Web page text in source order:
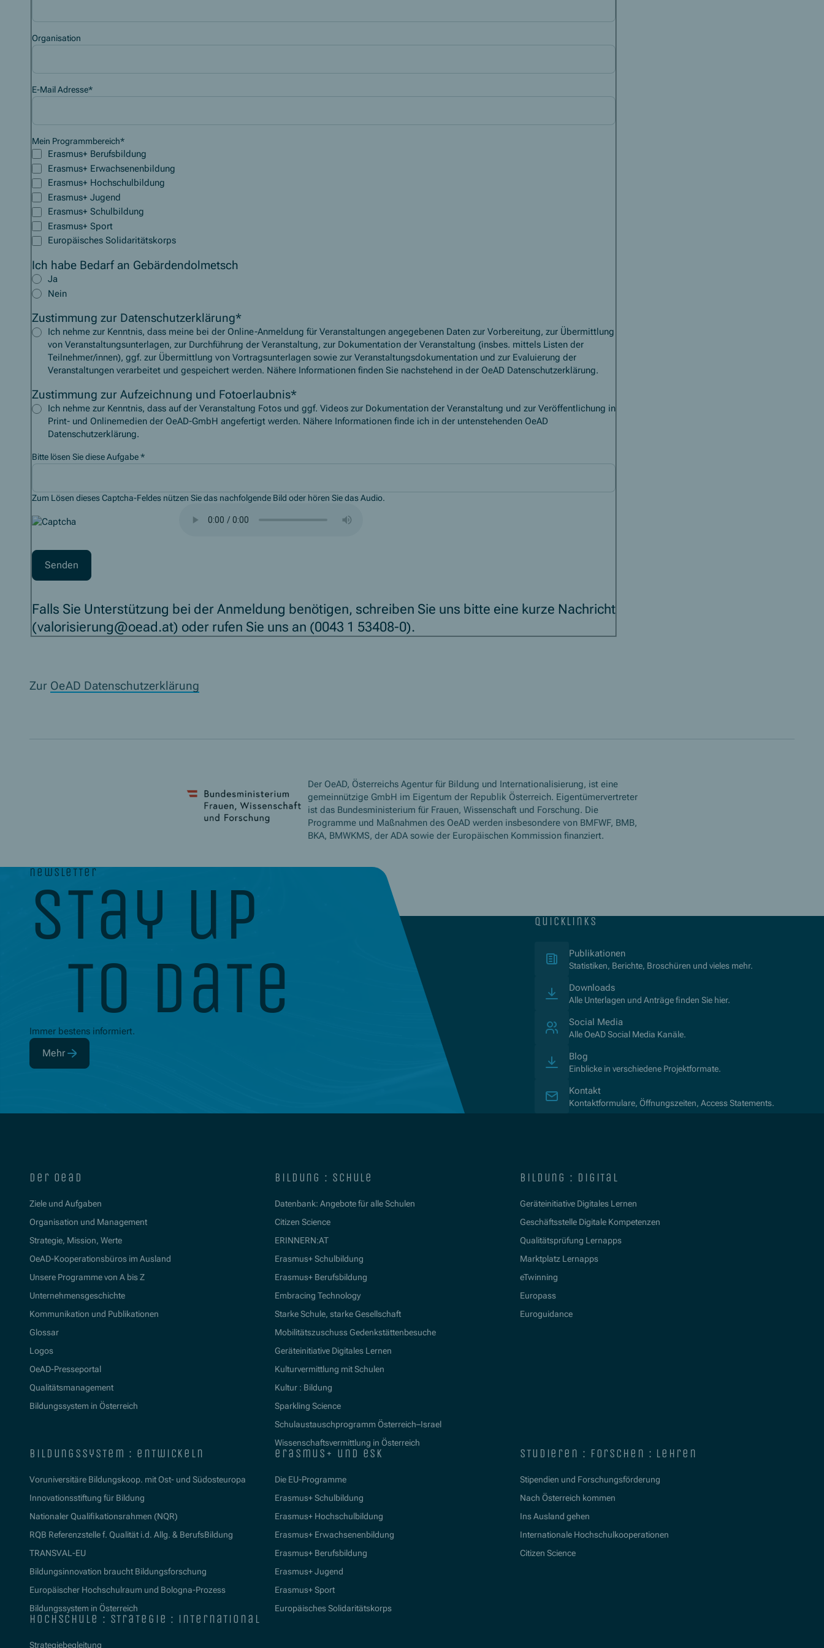
Organisation
E-Mail Adresse*
Mein Programmbereich*
Erasmus+ Berufsbildung
Erasmus+ Erwachsenenbildung
Erasmus+ Hochschulbildung
Erasmus+ Jugend
Erasmus+ Schulbildung
Erasmus+ Sport
Europäisches Solidaritätskorps
Ich habe Bedarf an Gebärdendolmetsch
Ja
Nein
Zustimmung zur Datenschutzerklärung*
Ich nehme zur Kenntnis, dass meine bei der Online-Anmeldung für Veranstaltungen angegebenen Daten zur Vorbereitung, zur Übermittlung
von Veranstaltungsunterlagen, zur Durchführung der Veranstaltung, zur Dokumentation der Veranstaltung (insbes. mittels Listen der
Teilnehmer/innen), ggf. zur Übermittlung von Vortragsunterlagen sowie zur Veranstaltungsdokumentation und zur Evaluierung der
Veranstaltungen verarbeitet und gespeichert werden. Nähere Informationen finden Sie nachstehend in der OeAD Datenschutzerklärung.
Zustimmung zur Aufzeichnung und Fotoerlaubnis*
Ich nehme zur Kenntnis, dass auf der Veranstaltung Fotos und ggf. Videos zur Dokumentation der Veranstaltung und zur Veröffentlichung in
Print- und Onlinemedien der OeAD-GmbH angefertigt werden. Nähere Informationen finde ich in der untenstehenden OeAD
Datenschutzerklärung.
Bitte lösen Sie diese Aufgabe*
Zum Lösen dieses Captcha-Feldes nützen Sie das nachfolgende Bild oder hören Sie das Audio.
Falls Sie Unterstützung bei der Anmeldung benötigen, schreiben Sie uns bitte eine kurze Nachricht
(valorisierung@oead.at) oder rufen Sie uns an (0043 1 53408-0).
Zur OeAD Datenschutzerklärung
Der OeAD, Österreichs Agentur für Bildung und Internationalisierung, ist eine
gemeinnützige GmbH im Eigentum der Republik Österreich. Eigentümervertreter
ist das Bundesministerium für Frauen, Wissenschaft und Forschung. Die
Programme und Maßnahmen des OeAD werden insbesondere von BMFWF, BMB,
BKA, BMWKMS, der ADA sowie der Europäischen Kommission finanziert.
newsletter
stay up
to date
Immer bestens informiert.
Mehr
(Öffnet in neuem Fenster)
quicklinks
Publikationen(Öffnet in neuem Fenster)
Statistiken, Berichte, Broschüren und vieles mehr.
Downloads
Alle Unterlagen und Anträge finden Sie hier.
Social Media
Alle OeAD Social Media Kanäle.
Blog
Einblicke in verschiedene Projektformate.
Kontakt
Kontaktformulare, Öffnungszeiten, Access Statements.
der oead
Ziele und Aufgaben
Organisation und Management
Strategie, Mission, Werte
OeAD-Kooperationsbüros im Ausland
Unsere Programme von A bis Z
Unternehmensgeschichte
Kommunikation und Publikationen
Glossar
Logos
OeAD-Presseportal
Qualitätsmanagement
Bildungssystem in Österreich
bildung : schule
Datenbank: Angebote für alle Schulen
Citizen Science
ERINNERN:AT
Erasmus+ Schulbildung
Erasmus+ Berufsbildung
Embracing Technology
Starke Schule, starke Gesellschaft
Mobilitätszuschuss Gedenkstättenbesuche
Geräteinitiative Digitales Lernen
Kulturvermittlung mit Schulen
Kultur : Bildung
Sparkling Science
Schulaustauschprogramm Österreich–Israel
Wissenschaftsvermittlung in Österreich
bildung : digital
Geräteinitiative Digitales Lernen
Geschäftsstelle Digitale Kompetenzen
Qualitätsprüfung Lernapps
Marktplatz Lernapps
eTwinning
Europass
Euroguidance
bildungssystem : entwickeln
Voruniversitäre Bildungskoop. mit Ost- und Südosteuropa
Innovationsstiftung für Bildung
Nationaler Qualifikationsrahmen (NQR)
RQB Referenzstelle f. Qualität i.d. Allg. & BerufsBildung
TRANSVAL-EU
Bildungsinnovation braucht Bildungsforschung
Europäischer Hochschulraum und Bologna-Prozess
Bildungssystem in Österreich
erasmus+ und esk
Die EU-Programme
Erasmus+ Schulbildung
Erasmus+ Hochschulbildung
Erasmus+ Erwachsenenbildung
Erasmus+ Berufsbildung
Erasmus+ Jugend
Erasmus+ Sport
Europäisches Solidaritätskorps
studieren : forschen : lehren
Stipendien und Forschungsförderung
Nach Österreich kommen
Ins Ausland gehen
Internationale Hochschulkooperationen
Citizen Science
hochschule : strategie : international
Strategiebegleitung